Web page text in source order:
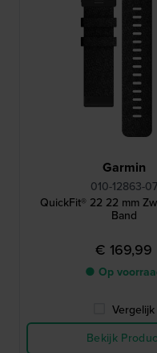
Garmin
010-12863-07
QuickFit® 22 22 mm
Band
€ 169,99
● Op
Vergelijk
Bekijk